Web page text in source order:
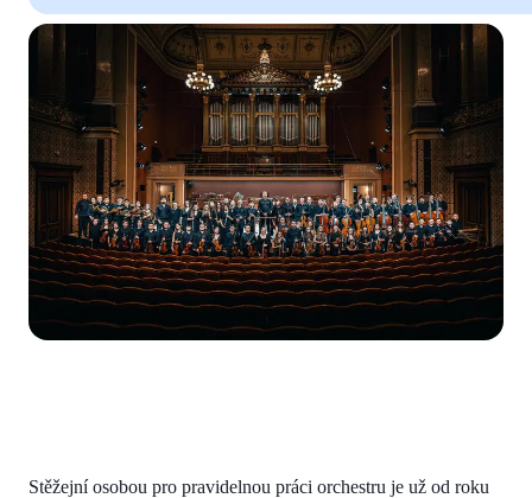
Stěžejní osobou pro pravidelnou práci orchestru je už od roku